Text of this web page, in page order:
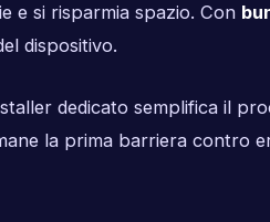
e si risparmia spazio. Con
dispositivo.
dedicato semplifica il
la prima barriera contro